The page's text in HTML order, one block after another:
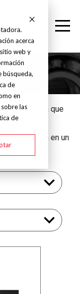
acerca
web y
búsqueda,
de
en
las
de
fabricación que
ya sean
Una vez
alta presión en un
formar el